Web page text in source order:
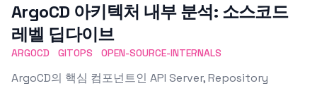
ArgoCD 아키텍처 내부 분석: 소스코드
레벨 딥다이브
ARGOCD GITOPS OPEN-SOURCE-INTERNALS
ArgoCD의 핵심 컴포넌트인 API Server, Repository